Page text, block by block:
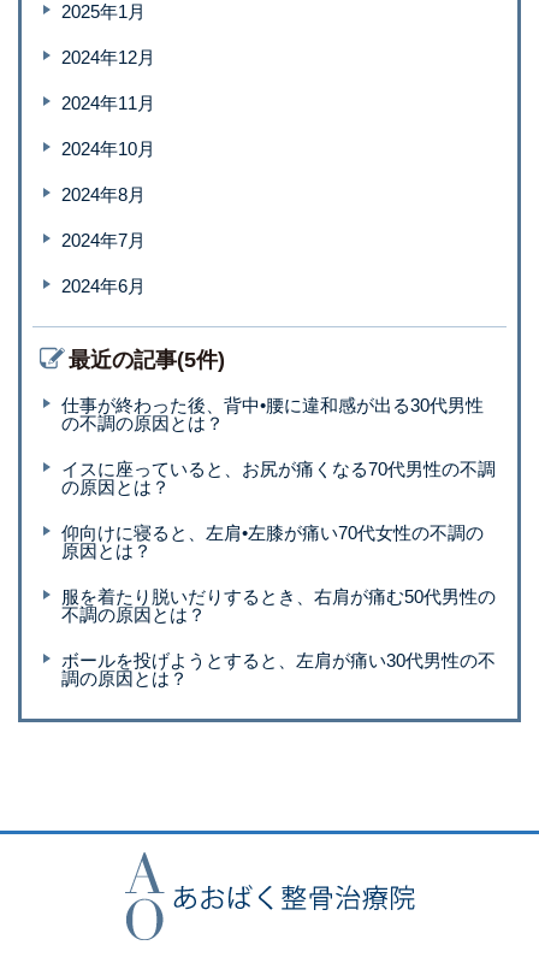
2025年1月
2024年12月
2024年11月
2024年10月
2024年8月
2024年7月
2024年6月
最近の記事(5件)
仕事が終わった後、背中•腰に違和感が出る30代男性
の不調の原因とは？
イスに座っていると、お尻が痛くなる70代男性の不調
の原因とは？
仰向けに寝ると、左肩•左膝が痛い70代女性の不調の
原因とは？
服を着たり脱いだりするとき、右肩が痛む50代男性の
不調の原因とは？
ボールを投げようとすると、左肩が痛い30代男性の不
調の原因とは？